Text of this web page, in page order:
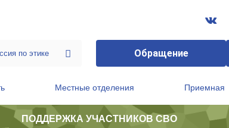
Обращение
Местные отделения Приемная
ПОДДЕРЖКА УЧАСТНИКОВ СВО